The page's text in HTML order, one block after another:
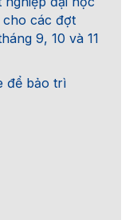
các đợt
9, 10 và 11
để bảo trì